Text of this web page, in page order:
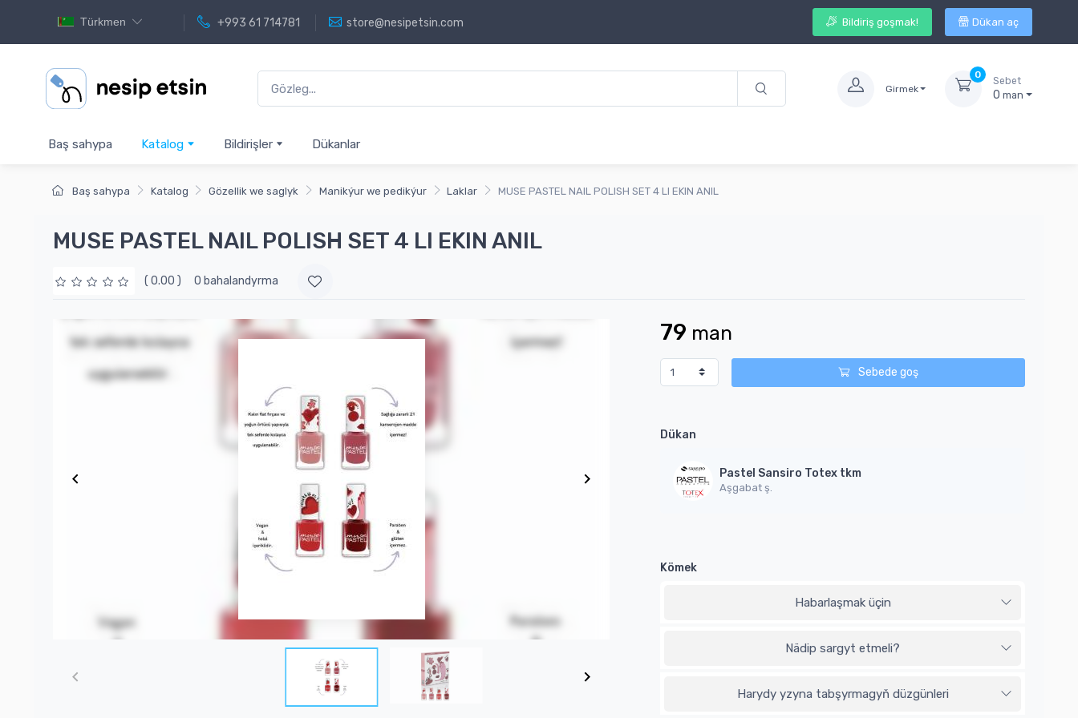
Türkmen +993 61 714781 store@nesipetsin.com Bildiriş goşmak! Dükan aç
Girmek
0
Sebet
0man
Baş sahypa Katalog Bildirişler Dükanlar
Baş sahypa Katalog Gözellik we saglyk Manikýur we pedikýur Laklar MUSE PASTEL NAIL POLISH SET 4 LI EKIN ANIL
MUSE PASTEL NAIL POLISH SET 4 LI EKIN ANIL
( 0.00 ) 0 bahalandyrma
79 man
Sebede goş
Dükan
Pastel Sansiro Totex tkm
Aşgabat ş.
Kömek
Habarlaşmak üçin
Nädip sargyt etmeli?
Harydy yzyna tabşyrmagyň düzgünleri